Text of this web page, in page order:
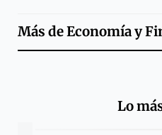
Más deEconomía y
Lo